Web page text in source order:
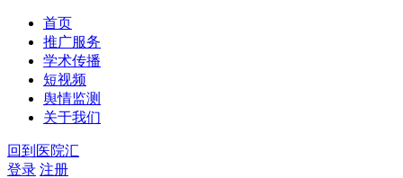
首页
推广服务
学术传播
短视频
舆情监测
关于我们
回到医院汇
登录 注册